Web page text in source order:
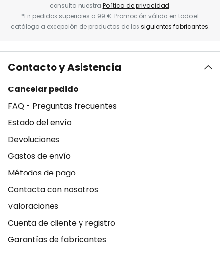
consulta nuestra Política de privacidad.
*En pedidos superiores a 99 €. Promoción válida en todo el
catálogo a excepción de productos de los siguientes fabricantes.
Contacto y Asistencia
Cancelar pedido
FAQ - Preguntas frecuentes
Estado del envío
Devoluciones
Gastos de envío
Métodos de pago
Contacta con nosotros
Valoraciones
Cuenta de cliente y registro
Garantías de fabricantes